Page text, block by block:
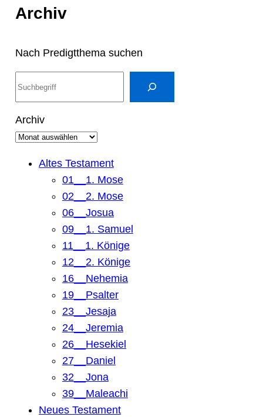
Archiv
Nach Predigtthema suchen
h
e
Archiv
Altes Testament
01__1. Mose
02__2. Mose
06__Josua
09__1. Samuel
11__1. Könige
12__2. Könige
16__Nehemia
19__Psalter
23__Jesaja
24__Jeremia
26__Hesekiel
27__Daniel
32__Jona
39__Maleachi
Neues Testament